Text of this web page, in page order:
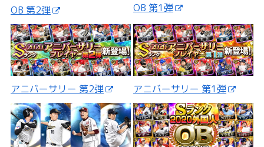
OB 第2弾 OB 第1弾
アニバーサリー 第2弾 アニバーサリー 第1弾